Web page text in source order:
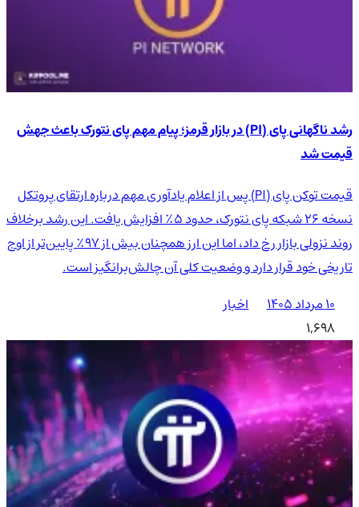
رشد ناگهانی پای (PI) در بازار قرمز؛ پیام مهم پای نتورک باعث جهش
قیمت شد
قیمت توکن پای (PI) پس از اعلام یادآوری مهم درباره ارتقای پروتکل
نسخه ۲۶ شبکه پای نتورک، حدود ۵٪ افزایش یافت. این رشد برخلاف
روند نزولی بازار رخ داد، اما این ارز همچنان بیش از ۹۷٪ پایین‌تر از اوج
تاریخی خود قرار دارد و وضعیت کلی آن چالش‌برانگیز است.
۱۰ مرداد ۱۴۰۵
اخبار
1,698